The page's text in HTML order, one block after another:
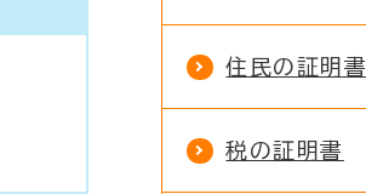
住民の証明書
税の証明書